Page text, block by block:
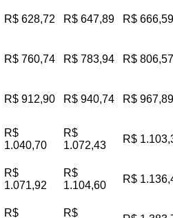
R$ 628,72 R$ 647,89 R$ 666,59
R$ 760,74 R$ 783,94 R$ 806,57
R$ 912,90 R$ 940,74 R$ 967,89
R$
1.040,70
R$
1.072,43
R$
R$
1.071,92
R$
1.104,60
R$
R$ R$